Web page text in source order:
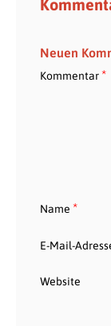
Neuen
Kommentar*
Name *
E-Mail-
Website